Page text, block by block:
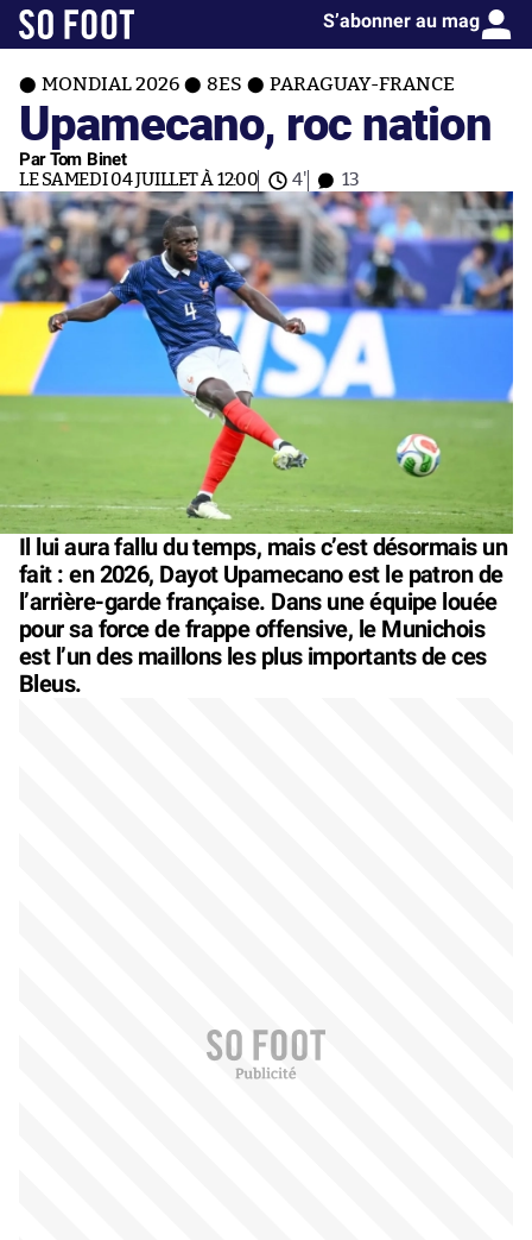
S’abonner au mag
MONDIAL 2026 8ES PARAGUAY-FRANCE
Upamecano, roc nation
Par Tom Binet
LE SAMEDI 04 JUILLET À 12:00 4' 13
Il lui aura fallu du temps, mais c’est désormais un
fait : en 2026, Dayot Upamecano est le patron de
l’arrière-garde française. Dans une équipe louée
pour sa force de frappe offensive, le Munichois
est l’un des maillons les plus importants de ces
Bleus.